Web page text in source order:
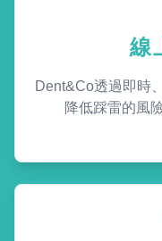
線
Dent&Co透過即時
降低踩雷的風